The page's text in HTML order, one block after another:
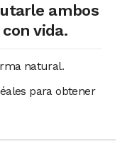
ambos
vida.
natural.
para obtener